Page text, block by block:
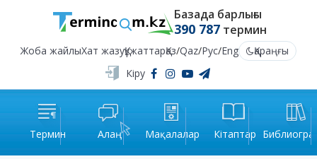
Базада барлығы
390 787термин
Жоба жайлыХат жазуҚұжаттарҚаз/Qaz/Рус/Eng
Қараңғы
Кіру
Термин Алаң Мақалалар Кітаптар